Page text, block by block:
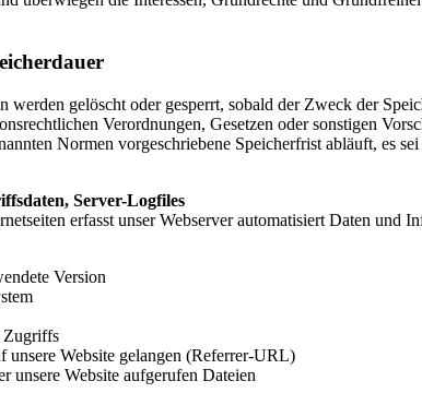
werden gelöscht oder gesperrt, sobald der Zweck der
Verordnungen, Gesetzen oder sonstigen
Normen vorgeschriebene Speicherfrist abläuft, es
Server-Logfiles
erfasst unser Webserver automatisiert Daten
Version
Zugriffs
unsere Website gelangen (Referrer-URL)
unsere Website aufgerufen Dateien